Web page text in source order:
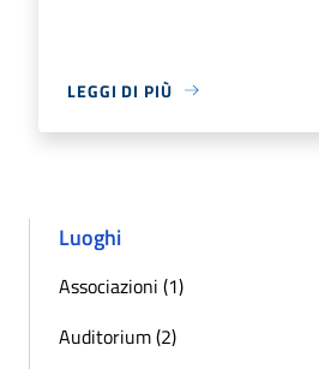
LEGGI DI PIÙ
Luoghi
Associazioni (1)
Auditorium (2)